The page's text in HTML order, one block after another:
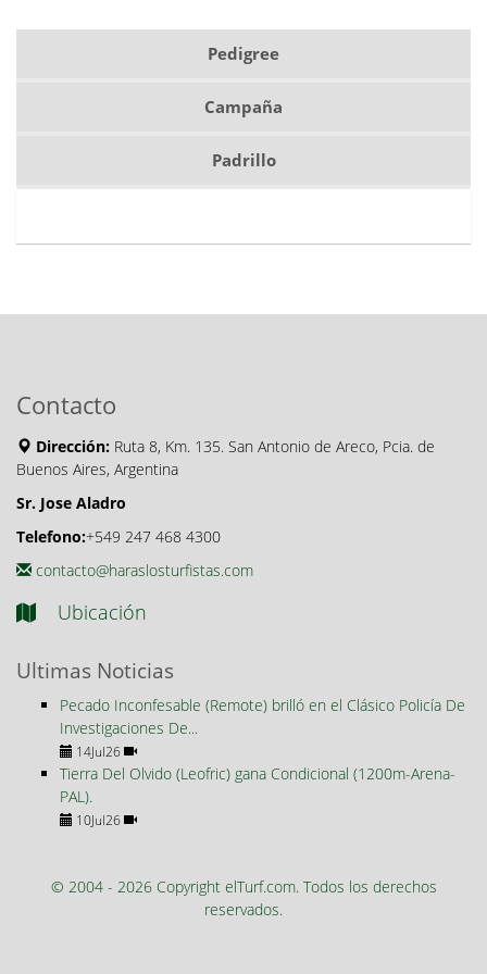
Pedigree
Campaña
Padrillo
Contacto
Dirección: Ruta 8, Km. 135. San Antonio de Areco, Pcia. de
Buenos Aires, Argentina
Sr. Jose Aladro
Telefono:+549 247 468 4300
contacto@haraslosturfistas.com
Ubicación
Ultimas Noticias
Pecado Inconfesable (Remote) brilló en el Clásico Policía De
Investigaciones De...
14Jul26
Tierra Del Olvido (Leofric) gana Condicional (1200m-Arena-
PAL).
10Jul26
© 2004 - 2026 Copyright elTurf.com. Todos los derechos
reservados.